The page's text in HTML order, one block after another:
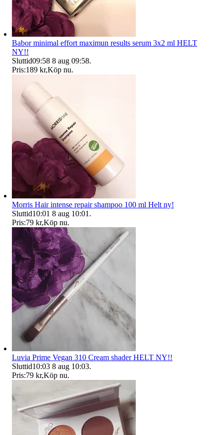
Babor minimal effort maximun results serum 3x2 ml HELT
NY!!
Sluttid09:58 8 aug 09:58.
Pris:189 kr,Köp nu.
Morris Hair intense repair shampoo 100 ml Helt ny!
Sluttid10:01 8 aug 10:01 .
Pris:79 kr,Köp nu.
Luvia Prime Vegan 310 Cream shader HELT NY!!
Sluttid10:03 8 aug 10:03.
Pris:79 kr,Köp nu.